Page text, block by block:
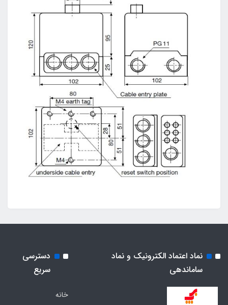
نماد اعتماد الکترونیک و نماد
ساماندهی
دسترسی
سریع
خانه